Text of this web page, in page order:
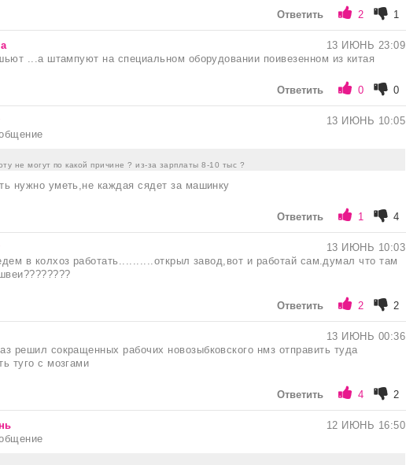
Ответить 2 1
13 ИЮНЬ 23:09
...а штампуют на специальном оборудовании поивезенном из китая
Ответить 0 0
13 ИЮНЬ 10:05
не могут по какой причине ? из-за зарплаты 8-10 тыс ?
нужно уметь,не каждая сядет за машинку
Ответить 1 4
13 ИЮНЬ 10:03
в колхоз работать..........открыл завод,вот и работай сам.думал что там
Ответить 2 2
13 ИЮНЬ 00:36
решил сокращенных рабочих новозыбковского нмз отправить туда
туго с мозгами
Ответить 4 2
12 ИЮНЬ 16:50